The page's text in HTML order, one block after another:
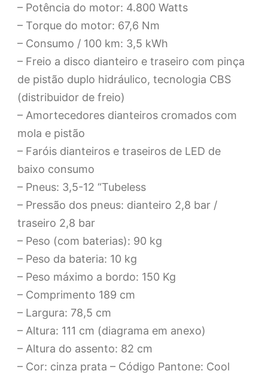
– Potência do motor: 4.800 Watts
– Torque do motor: 67,6 Nm
– Consumo / 100 km: 3,5 kWh
– Freio a disco dianteiro e traseiro com pinça
de pistão duplo hidráulico, tecnologia CBS
(distribuidor de freio)
– Amortecedores dianteiros cromados com
mola e pistão
– Faróis dianteiros e traseiros de LED de
baixo consumo
– Pneus: 3,5-12 “Tubeless
– Pressão dos pneus: dianteiro 2,8 bar /
traseiro 2,8 bar
– Peso (com baterias): 90 kg
– Peso da bateria: 10 kg
– Peso máximo a bordo: 150 Kg
– Comprimento 189 cm
– Largura: 78,5 cm
– Altura: 111 cm (diagrama em anexo)
– Altura do assento: 82 cm
– Cor: cinza prata – Código Pantone: Cool